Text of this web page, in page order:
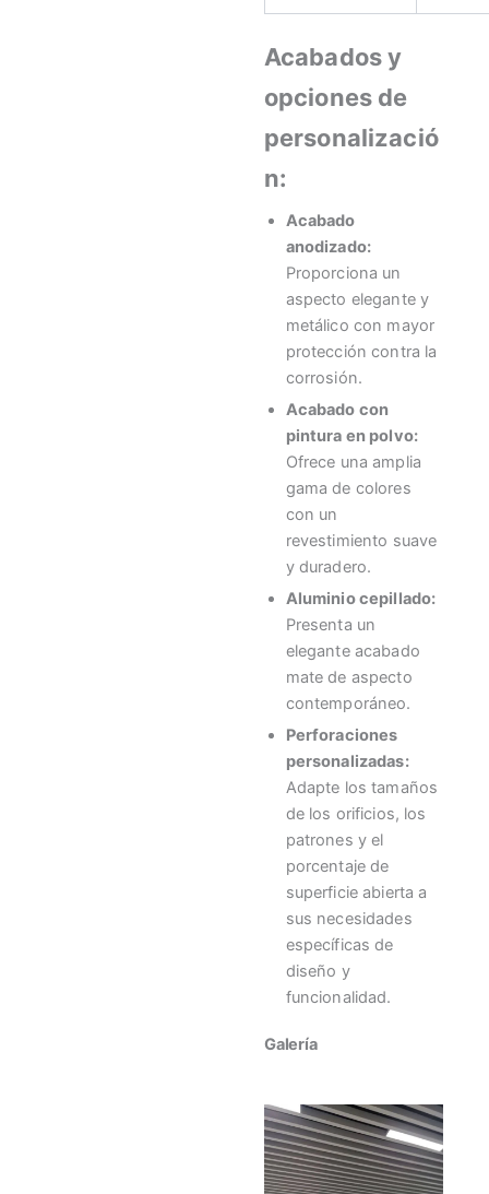
Acabados y
opciones de
personalizació
n:
Acabado
anodizado:
Proporciona un
aspecto elegante y
metálico con mayor
protección contra la
corrosión.
Acabado con
pintura en polvo:
Ofrece una amplia
gama de colores
con un
revestimiento suave
y duradero.
Aluminio cepillado:
Presenta un
elegante acabado
mate de aspecto
contemporáneo.
Perforaciones
personalizadas:
Adapte los tamaños
de los orificios, los
patrones y el
porcentaje de
superficie abierta a
sus necesidades
específicas de
diseño y
funcionalidad.
Galería